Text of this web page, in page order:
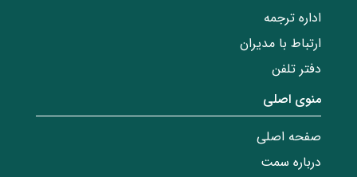
اداره ترجمه
ارتباط با مدیران
دفتر تلفن
منوی اصلی
صفحه اصلی
درباره سمت